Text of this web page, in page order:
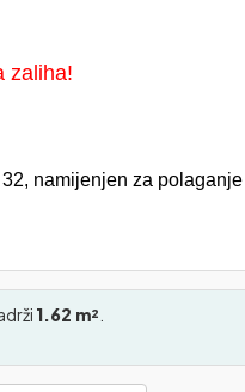
zaliha!
namijenjen za
1.62 m²